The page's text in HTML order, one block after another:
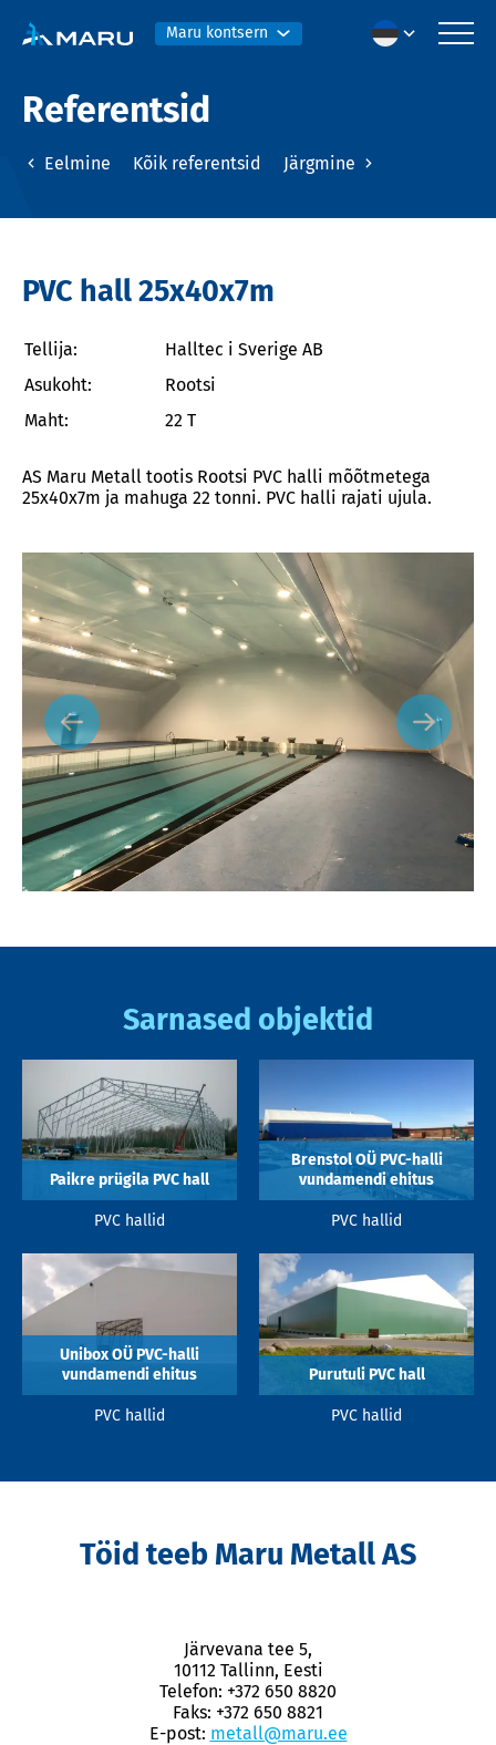
Maru kontsern
Referentsid
Eelmine Kõik referentsid Järgmine
PVC hall 25x40x7m
Tellija:
Halltec i Sverige AB
Asukoht:
Rootsi
Maht:
22 T
AS Maru Metall tootis Rootsi PVC halli mõõtmetega
25x40x7m ja mahuga 22 tonni. PVC halli rajati ujula.
Sarnased objektid
Paikre prügila PVC hall
PVC hallid
Brenstol OÜ PVC-halli
vundamendi ehitus
PVC hallid
Unibox OÜ PVC-halli
vundamendi ehitus
PVC hallid
Purutuli PVC hall
PVC hallid
Töid teeb Maru Metall AS
Järvevana tee 5,
10112 Tallinn, Eesti
Telefon: +372 650 8820
Faks: +372 650 8821
E-post: metall@maru.ee